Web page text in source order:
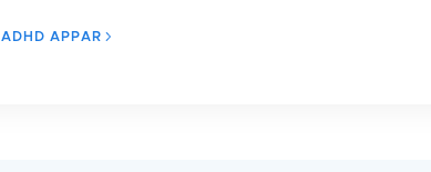
ADHD APPAR